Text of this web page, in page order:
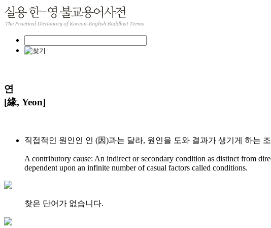
연
[緣, Yeon]
직접적인 원인인 인 (因)과는 달라, 원인을 도와 결과가 생기게 하는
A contributory cause: An indirect or secondary condition as distinct from
dependent upon an infinite number of casual factors called conditions.
찾은 단어가 없습니다.